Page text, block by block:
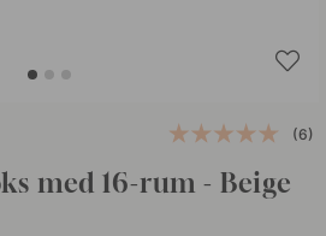
(6)
med 16-rum - Beige